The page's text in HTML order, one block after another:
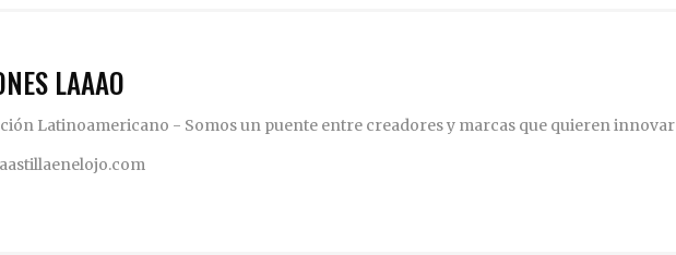
LAAAO
Latinoamericano - Somos un puente entre creadores y marcas que quieren innovar